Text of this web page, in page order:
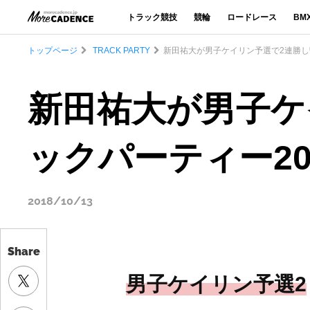
トラック競技 競輪 ロードレース
Share
トップページ TRACK PARTY 新田祐大が男子ケイリン予選で2連勝
新田祐大が男子
ックパーティー
2018/10/13
男子ケイリン予選2